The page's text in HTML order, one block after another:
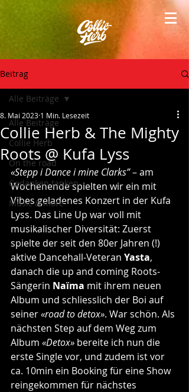
Beitrag
Alle Beiträge
Collie Herb
On the road
Gedanken tanken
Music & more
Alle Beiträge
Collie Herb & The Mighty
Roots @ Kufa Lyss
8. Mai 2023 1 Min. Lesezeit
«Stepp i Dance i mine Clarks” – am
Wochenende spielten wir ein mit
Vibes geladenes Konzert in der Kufa
Lyss. Das Line Up war voll mit
musikalischer Diversität: Zuerst
spielte der seit den 80er Jahren (!)
aktive Dancehall-Veteran Yasta,
danach die up and coming Roots-
Sängerin Naïma mit ihrem neuen
Album und schliesslich der Boi auf
seiner «road to detox». War schön. Als
nächsten Step auf dem Weg zum
Album «Detox» bereite ich nun die
erste Single vor, und zudem ist vor
ca. 10min ein Booking für eine Show
reingekommen für nächstes